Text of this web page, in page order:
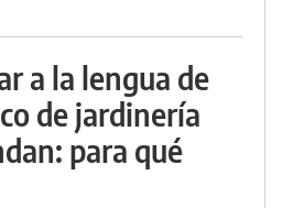
a la lengua de
de jardinería
para qué